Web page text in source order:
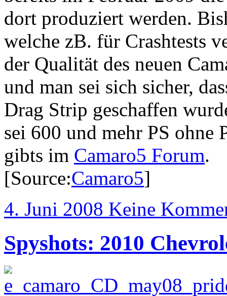
dort produziert werden.
welche zB. für Crashtests
der Qualität des neuen
und man sei sich sicher,
Drag Strip geschaffen
sei 600 und mehr PS ohne
gibts im Camaro5 Forum.
[Source:Camaro5]
4. Juni 2008 Keine
Spyshots: 2010